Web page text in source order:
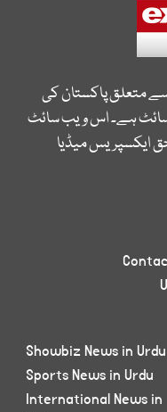
متعلق پاکستان کی
ہے۔ اس ویب سائٹ
ایکسپریس میڈیا
Showbiz News in Urdu
Sports News in Urdu
International News in